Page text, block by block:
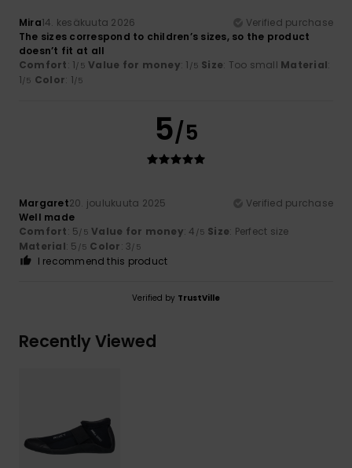
Mira14. kesäkuuta 2026
Verified purchase
The sizes correspond to children’s sizes, so the product
doesn’t fit at all
Comfort: 1/5 Value for money: 1 /5 Size: Too small Material:
1/5 Color: 1/5
5/5
Margaret20. joulukuuta 2025
Verified purchase
Well made
Comfort: 5/5 Value for money: 4 /5 Size: Perfect size
Material: 5 /5 Color: 3/5
I recommend this product
Verified by TrustVille
Recently Viewed